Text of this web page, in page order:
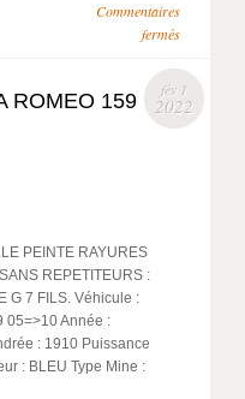
Commentaires
fermés
fév 1
2022
ROMEO 159
PEINTE RAYURES
REPETITEURS :
G 7 FILS. Véhicule :
05=>10 Année :
: 1910 Puissance
: BLEU Type Mine :